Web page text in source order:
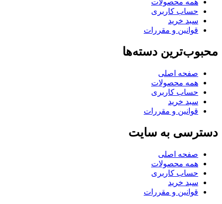
همه محصولات
حساب کاربری
سبد خرید
قوانین و مقررات
محبوب‌ترین دسته‌ها
صفحه اصلی
همه محصولات
حساب کاربری
سبد خرید
قوانین و مقررات
دسترسی به سایت
صفحه اصلی
همه محصولات
حساب کاربری
سبد خرید
قوانین و مقررات